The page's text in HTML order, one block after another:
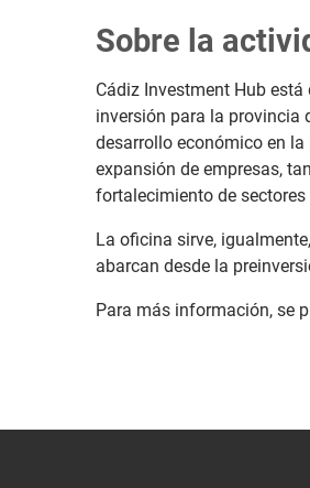
Sobre la
Cádiz Investment Hub
inversión para la provincia
desarrollo económico en
expansión de empresas,
fortalecimiento de sectores
La oficina sirve,
abarcan desde la
Para más información, se